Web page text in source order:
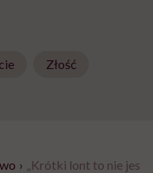
Złość
› „Krótki lont to nie jest